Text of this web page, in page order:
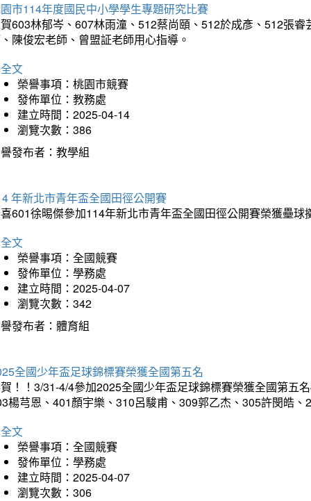
市114年度國民中小學學生專題研究比賽
603林郁岑、607林雨潼、512蔡尚頤、512於成彥、512張
陳俊宏老師、曾盟証老師用心指導。
文
榮譽事項：桃園市競賽
發佈單位：教務處
建立時間：2025-04-14
瀏覽次數：386
發布者：教學組
年新北市青年盃全國田徑公開賽
601徐晹傑參加114年新北市青年盃全國田徑公開賽榮獲壘
文
榮譽事項：全國競賽
發佈單位：學務處
建立時間：2025-04-07
瀏覽次數：342
發布者：體育組
全國少年盃足球錦標賽榮獲全國第五名
！！3/31-4/4參加2025全國少年盃足球錦標賽榮獲全國第五
楊芎恩、401顏宇樂、310呂駿甫、309郭乙杰、305許閔皓
文
榮譽事項：全國競賽
發佈單位：學務處
建立時間：2025-04-07
瀏覽次數：306